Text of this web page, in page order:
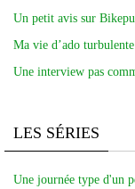
Un petit avis sur
Ma vie d’ado
Une interview pas
LES SÉRIES
Une journée type d'un